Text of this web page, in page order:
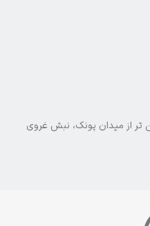
تر از میدان پونک، نبش غروی